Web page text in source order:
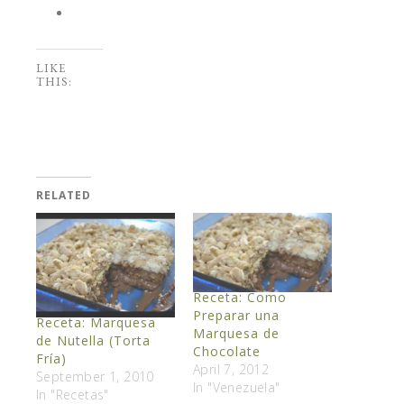
LIKE
THIS:
RELATED
Receta: Marquesa
de Nutella (Torta
Fría)
September 1, 2010
In "Recetas"
Receta: Como
Preparar una
Marquesa de
Chocolate
April 7, 2012
In "Venezuela"